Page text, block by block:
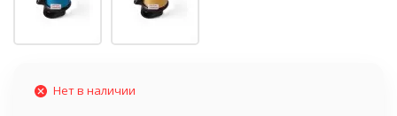
Нет в наличии